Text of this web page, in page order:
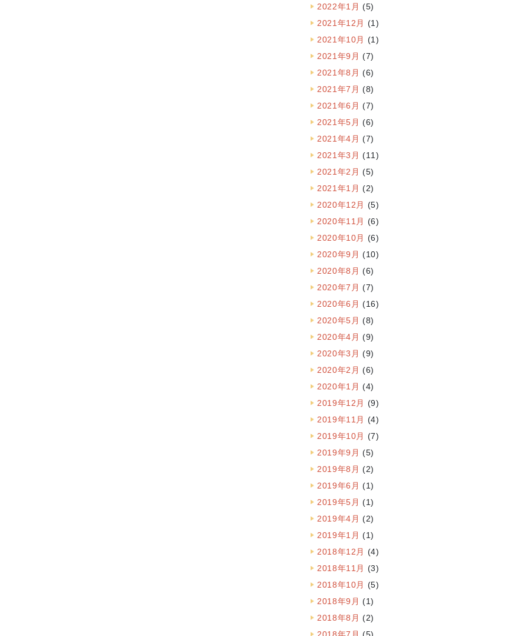
2022年1月 (5)
2021年12月 (1)
2021年10月 (1)
2021年9月 (7)
2021年8月 (6)
2021年7月 (8)
2021年6月 (7)
2021年5月 (6)
2021年4月 (7)
2021年3月 (11)
2021年2月 (5)
2021年1月 (2)
2020年12月 (5)
2020年11月 (6)
2020年10月 (6)
2020年9月 (10)
2020年8月 (6)
2020年7月 (7)
2020年6月 (16)
2020年5月 (8)
2020年4月 (9)
2020年3月 (9)
2020年2月 (6)
2020年1月 (4)
2019年12月 (9)
2019年11月 (4)
2019年10月 (7)
2019年9月 (5)
2019年8月 (2)
2019年6月 (1)
2019年5月 (1)
2019年4月 (2)
2019年1月 (1)
2018年12月 (4)
2018年11月 (3)
2018年10月 (5)
2018年9月 (1)
2018年8月 (2)